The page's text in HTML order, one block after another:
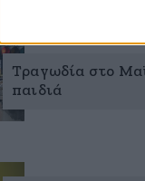
Τραγωδία στο
παιδιά